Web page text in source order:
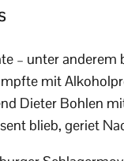
– unter anderem
mit
Dieter Bohlen
blieb, geriet